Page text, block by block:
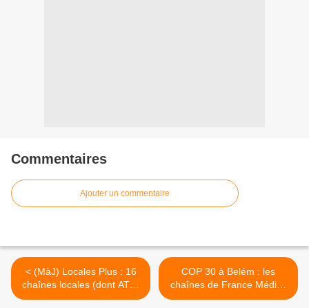
Commentaires
Ajouter un commentaire
< (MàJ) Locales Plus : 16
chaînes locales (dont ATV)
s'unissent pour créer un
COP 30 à Belém : les
chaînes de France Médias
Monde mobilisées ! >